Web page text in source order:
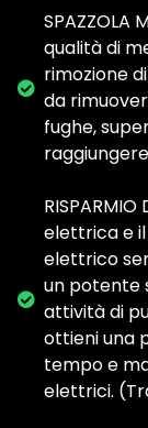
SPAZZOLA
qualità di
rimozione
da
fughe,
elettrica e
elettrico
un potente
attività di
ottieni una
tempo e
elettrici.